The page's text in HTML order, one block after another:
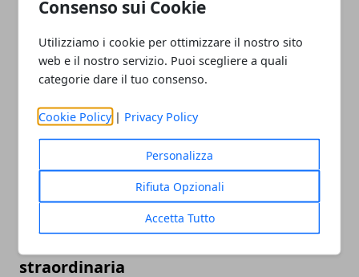
Consenso sui Cookie
Utilizziamo i cookie per ottimizzare il nostro sito
web e il nostro servizio. Puoi scegliere a quali
categorie dare il tuo consenso.
Cookie Policy | Privacy Policy
Personalizza
Rifiuta Opzionali
Accetta Tutto
Torino rilancia l’impegno
sull’affidamento familiare: approvata in
straordinaria